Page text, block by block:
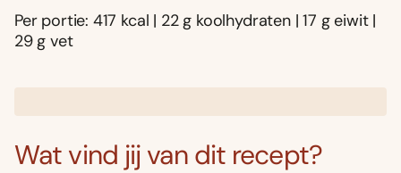
Per portie: 417 kcal | 22 g koolhydraten | 17 g eiwit |
29 g vet
Wat vind jij van dit recept?